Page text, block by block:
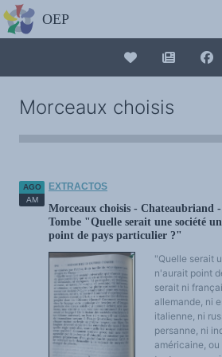
La Collection
Nouveau
El proyecto
Colaborar con el OEP
Folleto del OEP
ACCIONES DEL OEP
6.º Encuentro Europeo del Plurilingüismo -
Pequeña librería del OEP
Directorio de investigadores y equipos de
diversidad lingüística y cultural
Encuentros Europeos del Plurilingüismo
Coloquios del OEP o con su participación
Comunicados
POLO DE INVESTIGACIÓN
Coloquios y seminarios
Publicaciones
Convocatorias de comunicaciones
Clasificación temática
Directorio de investigadores sobre plurilingüismo
Institutos y centros de investigación
Base de datos de relaciones internationales
Morceaux choisis
AGO
AM
EXTRACTOS
Morceaux choisis - Chateaubriand
Tombe "Quelle serait une société
point de pays particulier ?"
"Quelle serait
n'aurait point
serait ni
allemande, ni
italienne, ni
persanne, ni
américaine,